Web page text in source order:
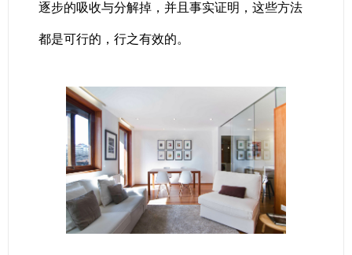
逐步的吸收与分解掉，并且事实证明，这些方法
都是可行的，行之有效的。